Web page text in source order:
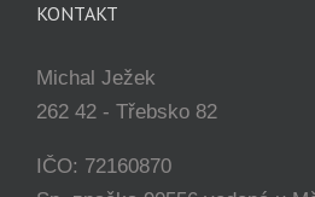
KONTAKT
Michal Ježek
262 42 - Třebsko 82
IČO: 72160870